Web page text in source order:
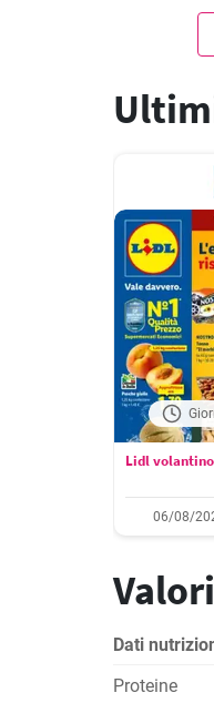
Lidl volantino
06/08/
Dati
Proteine